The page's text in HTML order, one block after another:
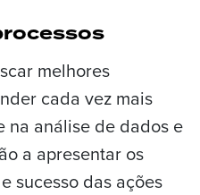
melhores
cada vez mais
na análise de dados e
a apresentar os
sucesso das ações